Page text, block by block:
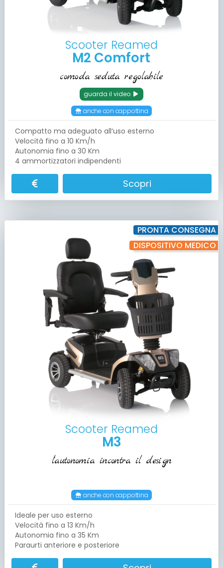
Scooter Reamed
M2 Comfort
comoda seduta regolabile
guarda il video
anche con cappottina
Compatto ma adeguato all’uso esterno
Velocità fino a 10 Km/h
Autonomia fino a 30 Km
4 ammortizzatori indipendenti
Scopri
PRONTA CONSEGNA
DISPOSITIVO MEDICO
Scooter Reamed
M3
l'autonomia incontra il design
anche con cappottina
Ideale per uso esterno
Velocità fino a 13 Km/h
Autonomia fino a 35 Km
Paraurti anteriore e posteriore